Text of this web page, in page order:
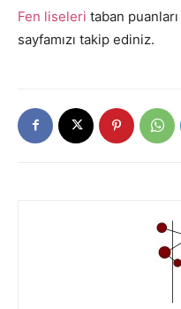
Fen liseleri taban
sayfamızı takip ediniz.